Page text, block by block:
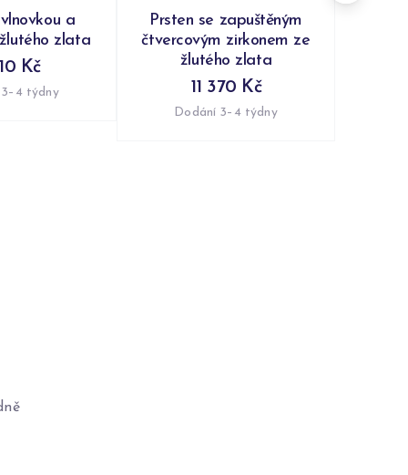
a
zlata
Kč
týdny
Prsten se zapuštěným
čtvercovým zirkonem ze
žlutého zlata
11 370 Kč
Dodání 3–4 týdny